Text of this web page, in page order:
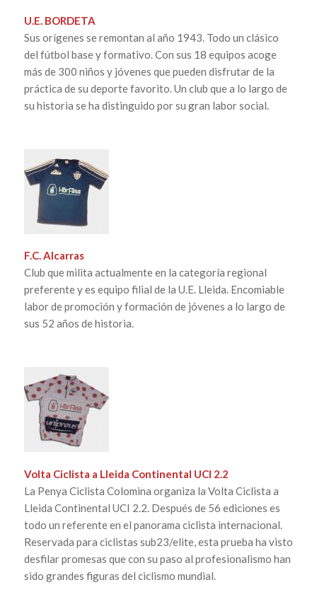
U.E. BORDETA
Sus orígenes se remontan al año 1943. Todo un clásico
del fútbol base y formativo. Con sus 18 equipos acoge
más de 300 niños y jóvenes que pueden disfrutar de la
práctica de su deporte favorito. Un club que a lo largo de
su historia se ha distinguido por su gran labor social.
F.C. Alcarras
Club que milita actualmente en la categoría regional
preferente y es equipo filial de la U.E. Lleida. Encomiable
labor de promoción y formación de jóvenes a lo largo de
sus 52 años de historia.
Volta Ciclista a Lleida Continental UCI 2.2
La Penya Ciclista Colomina organiza la Volta Ciclista a
Lleida Continental UCI 2.2. Después de 56 ediciones es
todo un referente en el panorama ciclista internacional.
Reservada para ciclistas sub23/elite, esta prueba ha visto
desfilar promesas que con su paso al profesionalismo han
sido grandes figuras del ciclismo mundial.